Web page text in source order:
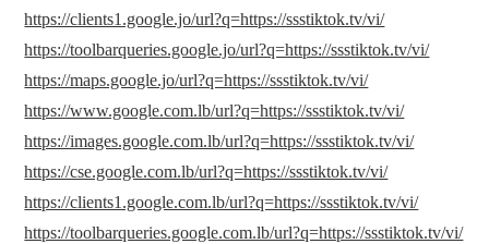
https://clients1.google.jo/url?q=https://ssstiktok.tv/vi/
https://toolbarqueries.google.jo/url?q=https://ssstiktok.tv/vi/
https://maps.google.jo/url?q=https://ssstiktok.tv/vi/
https://www.google.com.lb/url?q=https://ssstiktok.tv/vi/
https://images.google.com.lb/url?q=https://ssstiktok.tv/vi/
https://cse.google.com.lb/url?q=https://ssstiktok.tv/vi/
https://clients1.google.com.lb/url?q=https://ssstiktok.tv/vi/
https://toolbarqueries.google.com.lb/url?q=https://ssstiktok.tv/vi/